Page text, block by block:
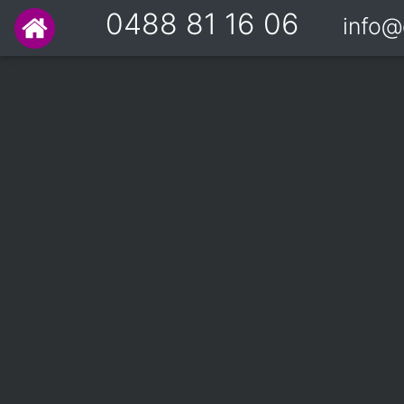
0488 81 16 06